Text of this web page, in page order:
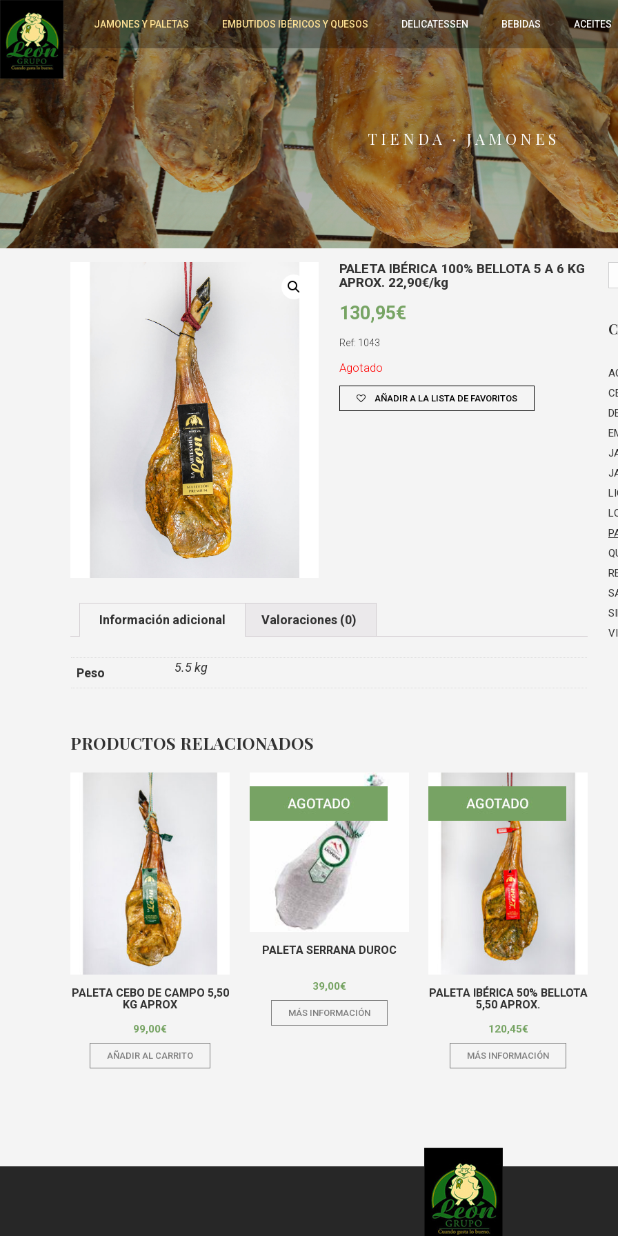
JAMONES Y PALETAS EMBUTIDOS IBÉRICOS Y QUESOS DELICATESSEN BEBIDAS ACEITES
TIENDA · JAMONES
PALETA IBÉRICA 100% BELLOTA 5 A 6 KG
APROX. 22,90€/kg
130,95€
Ref: 1043
Agotado
AÑADIR A LA LISTA DE FAVORITOS
Información adicional Valoraciones (0)
Peso 5.5 kg
PRODUCTOS RELACIONADOS
PALETA CEBO DE CAMPO 5,50
KG APROX
99,00€
AÑADIR AL CARRITO
PALETA SERRANA DUROC
39,00€
MÁS INFORMACIÓN
PALETA IBÉRICA 50% BELLOTA
5,50 APROX.
120,45€
MÁS INFORMACIÓN